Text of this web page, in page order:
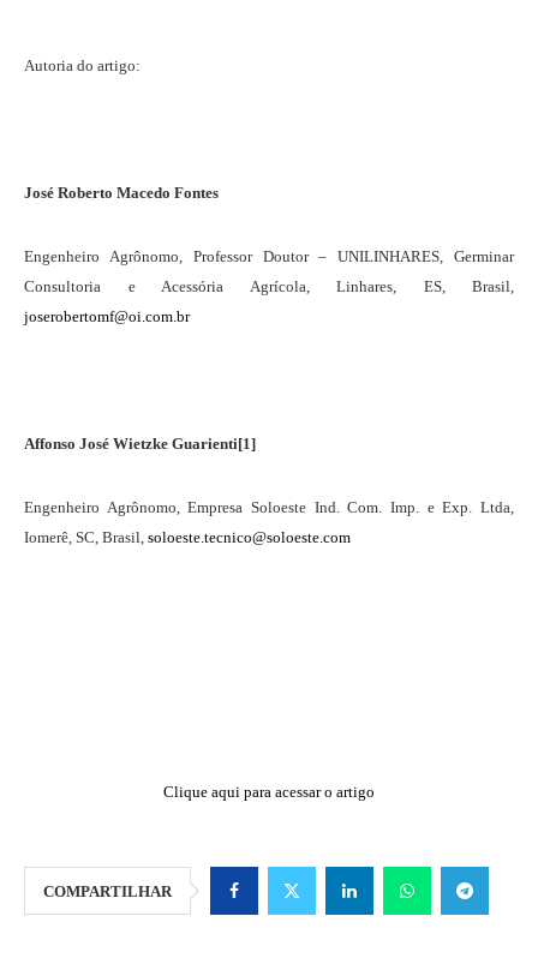
Autoria do artigo:
José Roberto Macedo Fontes
Engenheiro Agrônomo, Professor Doutor – UNILINHARES, Germinar
Consultoria e Acessória Agrícola, Linhares, ES, Brasil,
joserobertomf@oi.com.br
Affonso José Wietzke Guarienti[1]
Engenheiro Agrônomo, Empresa Soloeste Ind. Com. Imp. e Exp. Ltda,
Iomerê, SC, Brasil, soloeste.tecnico@soloeste.com
Clique aqui para acessar o artigo
COMPARTILHAR